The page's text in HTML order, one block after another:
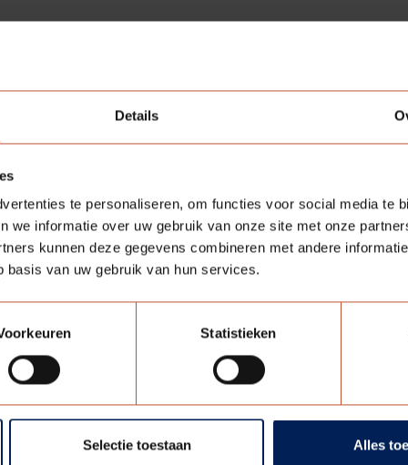
Details
te personaliseren, om functies voor social media te
we informatie over uw gebruik van onze site met onze
kunnen deze gegevens combineren met andere
van uw gebruik van hun services.
Statistieken
Selectie toestaan Alles